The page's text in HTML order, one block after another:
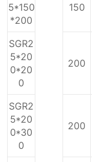
5*150
*200
150
SGR2
5*20
0*20
0
200
SGR2
5*20
0*30
0
200